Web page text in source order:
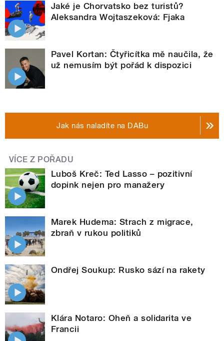
Jaké je Chorvatsko bez turistů?
Aleksandra Wojtaszeková: Fjaka
Pavel Kortan: Čtyřicítka mě naučila, že
už nemusím být pořád k dispozici
Jak nás naladíte na DABu
VÍCE Z POŘADU
Luboš Kreč: Ted Lasso – pozitivní
dopink nejen pro manažery
Marek Hudema: Strach z migrace,
zbraň v rukou politiků
Ondřej Soukup: Rusko sází na rakety
Klára Notaro: Oheň a solidarita ve
Francii